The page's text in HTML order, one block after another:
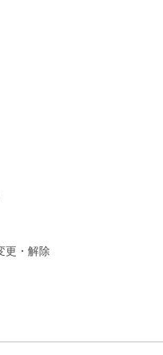
更・解除